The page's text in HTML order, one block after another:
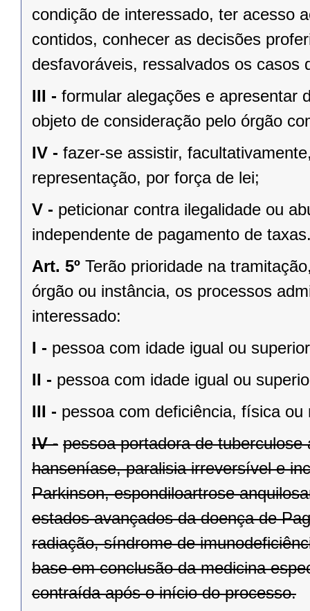
condição de interessado, ter acesso
contidos, conhecer as decisões
desfavoráveis, ressalvados os casos
III - formular alegações e apresentar
objeto de consideração pelo órgão
IV - fazer-se assistir,
representação, por força de lei;
V - peticionar contra ilegalidade ou
independente de pagamento de
Art. 5º Terão prioridade na
órgão ou instância, os processos
interessado:
I - pessoa com idade igual ou
II - pessoa com idade igual ou
III - pessoa com deficiência, física ou
IV - pessoa portadora de
hanseníase, paralisia irreversível e
Parkinson, espondiloartrose
estados avançados da doença de
radiação, síndrome de
base em conclusão da medicina
contraída após o início do processo.